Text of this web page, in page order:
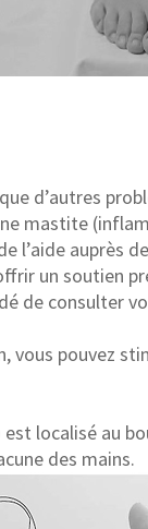
d’autres
mastite
l’aide auprès
un soutien
de consulter
vous pouvez
est localisé au
des mains.